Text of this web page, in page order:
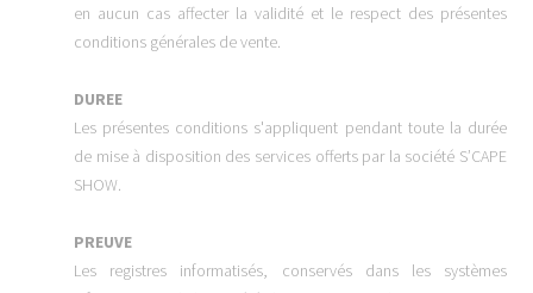
en aucun cas affecter la validité et le respect des présentes
conditions générales de vente.
DUREE
Les présentes conditions s'appliquent pendant toute la durée
de mise à disposition des services offerts par la société S’CAPE
SHOW.
PREUVE
Les registres informatisés, conservés dans les systèmes